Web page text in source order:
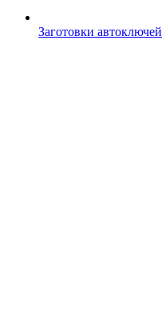
Заготовки автоключей